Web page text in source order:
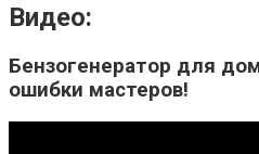
Видео:
Бензогенератор для
ошибки мастеров!